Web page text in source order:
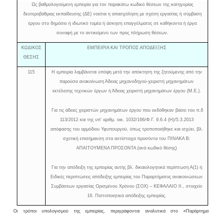
Ως βαθμολογούμενη εμπειρία για τον παρακάτω κωδικό θέσεων της κατηγορίας
δευτεροβάθμιας εκπαίδευσης (ΔΕ) νοείται η απασχόληση με σχέση εργασίας ή σύμβαση
έργου στο δημόσιο ή ιδιωτικό τομέα ή άσκηση επαγγέλματος σε καθήκοντα ή έργα
συναφή με το αντικείμενο των προς πλήρωση θέσεων.
ΚΩΔΙΚΟΣ
ΘΕΣΗΣ
ΕΜΠΕΙΡΙΑ ΚΑΙ ΤΡΟΠΟΣ ΑΠΟΔΕΙΞΗΣ
115
Η εμπειρία λαμβάνεται υπόψη μετά την απόκτηση της ζητούμενης από την
παρούσα ανακοίνωση Άδειας μηχανοδηγού-χειριστή μηχανημάτων
εκτέλεσης τεχνικών έργων ή Άδειας χειριστή μηχανημάτων έργου (Μ.Ε.).
Για τις άδειες χειριστών μηχανημάτων έργου που εκδόθηκαν βάσει του π.δ
113/2012 και της υπ’ αριθμ. οικ. 1032/166/Φ.Γ. 9.6.4 (Η)/5.3.2013
απόφασης του αρμόδιου Υφυπουργού, όπως τροποποιήθηκε και ισχύει, βλ.
σχετική επισήμανση στα αντίστοιχα προσόντα του ΠΙΝΑΚΑ Β:
ΑΠΑΙΤΟΥΜΕΝΑ ΠΡΟΣΟΝΤΑ (ανά κωδικό θέσης)
Για την απόδειξη της εμπειρίας αυτής βλ. δικαιολογητικά περίπτωση Α(1) ή
Ειδικές περιπτώσεις απόδειξης εμπειρίας του Παραρτήματος ανακοινώσεων
Συμβάσεων εργασίας Ορισμένου Χρόνου (ΣΟΧ) – ΚΕΦΑΛΑΙΟ
Ι., στοιχείο
16. Πιστοποιητικά απόδειξης εμπειρίας.
Οι τρόποι υπολογισμού της εμπειρίας, περιγράφονται αναλυτικά στο «Παράρτημα